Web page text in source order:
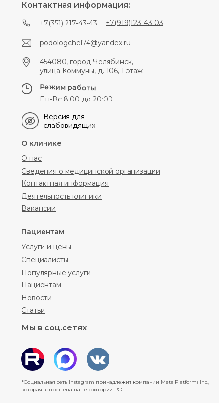
Режим работы
Пн-Вс 8:00 до 20:00
О клинике
О нас
Сведения о медицинской организации
Контактная информация
Деятельность клиники
Вакансии
Пациентам
Контактная информация:
+7(351) 217-43-43
podologchel74@yandex.ru
Услуги и цены
454080, город Челябинск,
улица Коммуны, д. 106, 1 этаж
Мы в соц.сетях
Специалисты
Популярные услуги
Пациентам
Новости
Статьи
+7(919)123-43-03
*Социальная сеть Instagram принадлежит компании Meta Platforms Inc.,
которая запрещена на территории РФ
Версия для
слабовидящих